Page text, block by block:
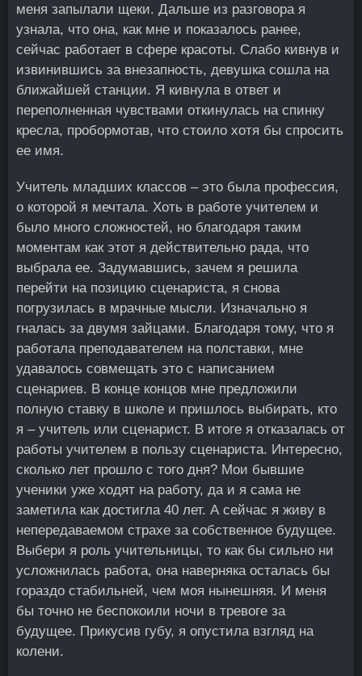
меня запылали щеки. Дальше из разговора я
узнала, что она, как мне и показалось ранее,
сейчас работает в сфере красоты. Слабо кивнув и
извинившись за внезапность, девушка сошла на
ближайшей станции. Я кивнула в ответ и
переполненная чувствами откинулась на спинку
кресла, пробормотав, что стоило хотя бы спросить
ее имя.
Учитель младших классов – это была профессия,
о которой я мечтала. Хоть в работе учителем и
было много сложностей, но благодаря таким
моментам как этот я действительно рада, что
выбрала ее. Задумавшись, зачем я решила
перейти на позицию сценариста, я снова
погрузилась в мрачные мысли. Изначально я
гналась за двумя зайцами. Благодаря тому, что я
работала преподавателем на полставки, мне
удавалось совмещать это с написанием
сценариев. В конце концов мне предложили
полную ставку в школе и пришлось выбирать, кто
я – учитель или сценарист. В итоге я отказалась от
работы учителем в пользу сценариста. Интересно,
сколько лет прошло с того дня? Мои бывшие
ученики уже ходят на работу, да и я сама не
заметила как достигла 40 лет. А сейчас я живу в
непередаваемом страхе за собственное будущее.
Выбери я роль учительницы, то как бы сильно ни
усложнилась работа, она наверняка осталась бы
гораздо стабильней, чем моя нынешняя. И меня
бы точно не беспокоили ночи в тревоге за
будущее. Прикусив губу, я опустила взгляд на
колени.